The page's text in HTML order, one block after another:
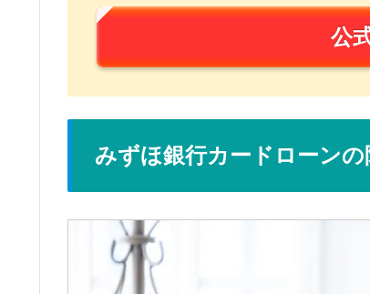
公
みずほ銀行カードローン